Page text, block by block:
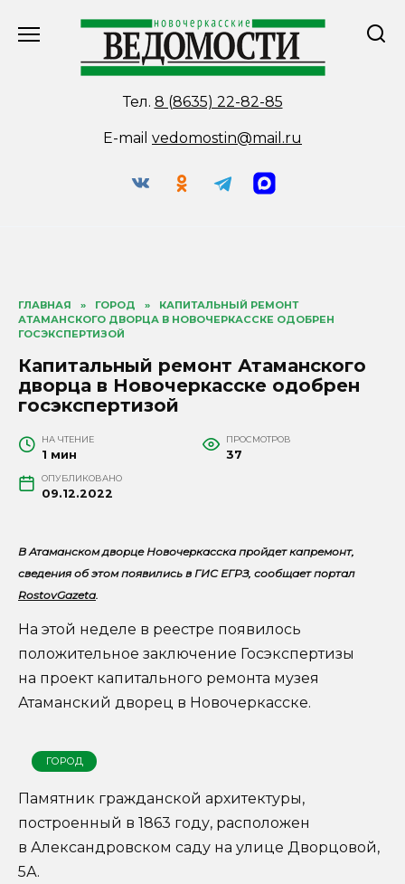
Тел. 8 (8635) 22-82-85
E-mail vedomostin@mail.ru
ГЛАВНАЯ » ГОРОД »
КАПИТАЛЬНЫЙ РЕМОНТ
АТАМАНСКОГО ДВОРЦА В НОВОЧЕРКАССКЕ ОДОБРЕН
ГОСЭКСПЕРТИЗОЙ
Капитальный ремонт Атаманского
дворца в Новочеркасске одобрен
госэкспертизой
НА ЧТЕНИЕ
1 мин
ПРОСМОТРОВ
37
ОПУБЛИКОВАНО
09.12.2022
В Атаманском дворце Новочеркасска пройдет капремонт,
сведения об этом появились в ГИС ЕГРЗ, сообщает портал
RostovGazeta.
На этой неделе в реестре появилось
положительное заключение Госэкспертизы
на проект капитального ремонта музея
Атаманский дворец в Новочеркасске.
ГОРОД
Памятник гражданской архитектуры,
построенный в 1863 году, расположен
в Александровском саду на улице Дворцовой,
5А.